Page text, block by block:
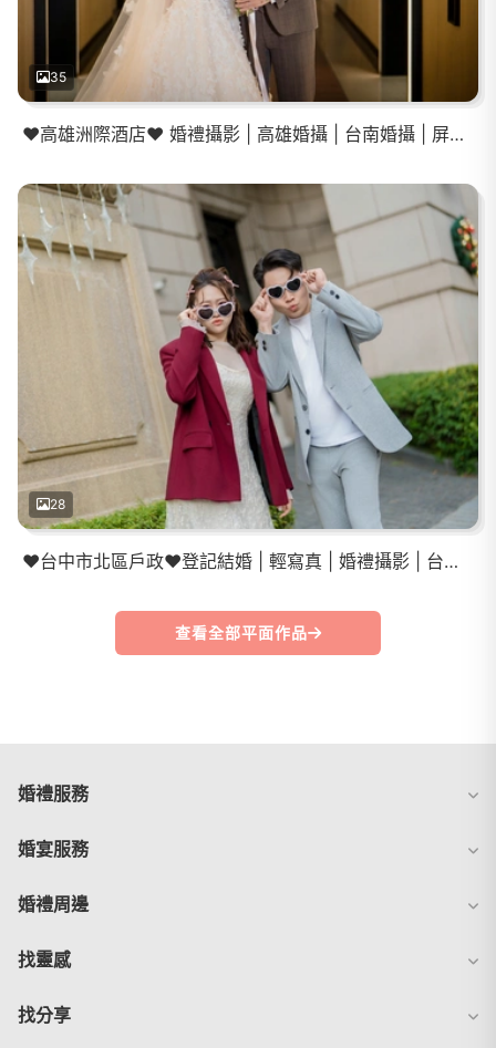
35
❤️高雄洲際酒店❤️ 婚禮攝影 | 高雄婚攝 | 台南婚攝 | 屏東婚攝 | 登記結婚 |
28
❤️台中市北區戶政❤️登記結婚 | 輕寫真 | 婚禮攝影 | 台中婚攝 | 台中攝影|
查看全部平面作品
婚禮服務
婚宴服務
婚禮周邊
找靈感
找分享